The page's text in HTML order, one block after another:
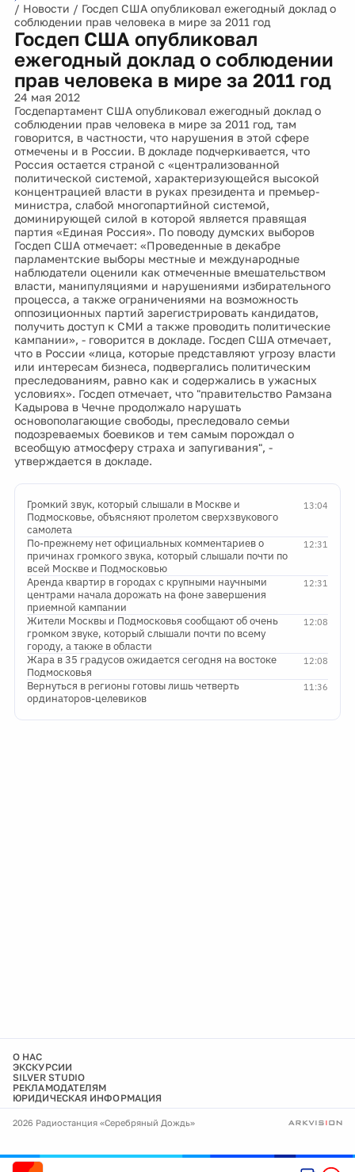
/ Новости / Госдеп США опубликовал ежегодный доклад о
соблюдении прав человека в мире за 2011 год
Госдеп США опубликовал
ежегодный доклад о соблюдении
прав человека в мире за 2011 год
24 мая 2012
Госдепартамент США опубликовал ежегодный доклад о
соблюдении прав человека в мире за 2011 год, там
говорится, в частности, что нарушения в этой сфере
отмечены и в России. В докладе подчеркивается, что
Россия остается страной с «централизованной
политической системой, характеризующейся высокой
концентрацией власти в руках президента и премьер-
министра, слабой многопартийной системой,
доминирующей силой в которой является правящая
партия «Единая Россия». По поводу думских выборов
Госдеп США отмечает: «Проведенные в декабре
парламентские выборы местные и международные
наблюдатели оценили как отмеченные вмешательством
власти, манипуляциями и нарушениями избирательного
процесса, а также ограничениями на возможность
оппозиционных партий зарегистрировать кандидатов,
получить доступ к СМИ а также проводить политические
кампании», - говорится в докладе. Госдеп США отмечает,
что в России «лица, которые представляют угрозу власти
или интересам бизнеса, подвергались политическим
преследованиям, равно как и содержались в ужасных
условиях». Госдеп отмечает, что "правительство Рамзана
Кадырова в Чечне продолжало нарушать
основополагающие свободы, преследовало семьи
подозреваемых боевиков и тем самым порождал о
всеобщую атмосферу страха и запугивания", -
утверждается в докладе.
13:04
Громкий звук, который слышали в Москве и
Подмосковье, объясняют пролетом сверхзвукового
самолета
12:31
По-прежнему нет официальных комментариев о
причинах громкого звука, который слышали почти по
всей Москве и Подмосковью
12:31
Аренда квартир в городах с крупными научными
центрами начала дорожать на фоне завершения
приемной кампании
12:08
Жители Москвы и Подмосковья сообщают об очень
громком звуке, который слышали почти по всему
городу, а также в области
12:08
Жара в 35 градусов ожидается сегодня на востоке
Подмосковья
11:36
Вернуться в регионы готовы лишь четверть
ординаторов-целевиков
О НАС
ЭКСКУРСИИ
SILVER STUDIO
РЕКЛАМОДАТЕЛЯМ
ЮРИДИЧЕСКАЯ ИНФОРМАЦИЯ
2026 Радиостанция «Серебряный Дождь»